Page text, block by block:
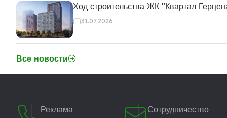
Ход строительства ЖК "Квартал
31.07.2026
Все новости
Реклама Сотрудничество